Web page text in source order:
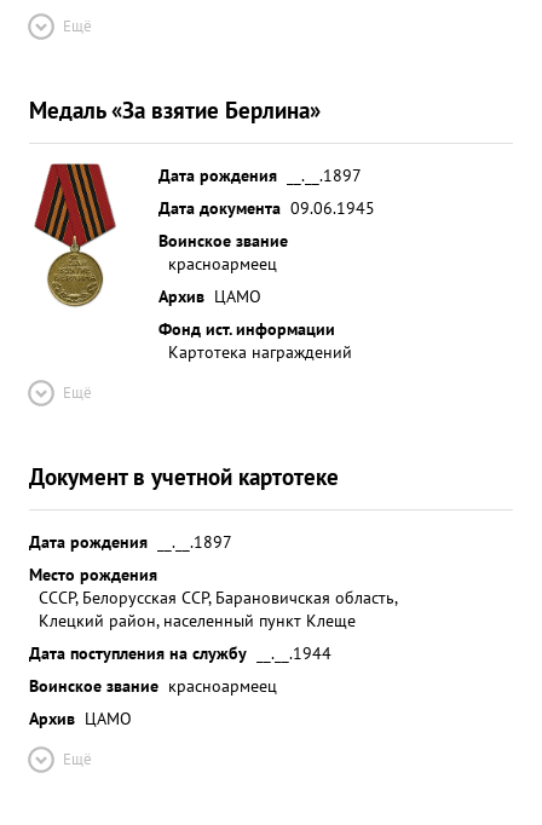
Ещё
Медаль «За взятие Берлина»
Дата рождения
__.__.1897
Дата документа 09.06.1945
Воинское звание
красноармеец
Архив ЦАМО
Фонд ист. информации
Картотека награждений
Ещё
Документ в учетной картотеке
Дата рождения
__.__.1897
Место рождения
СССР, Белорусская ССР, Барановичская область,
Клецкий район, населенный пункт Клеще
Дата поступления на службу
__.__.1944
Воинское звание красноармеец
Архив ЦАМО
Ещё